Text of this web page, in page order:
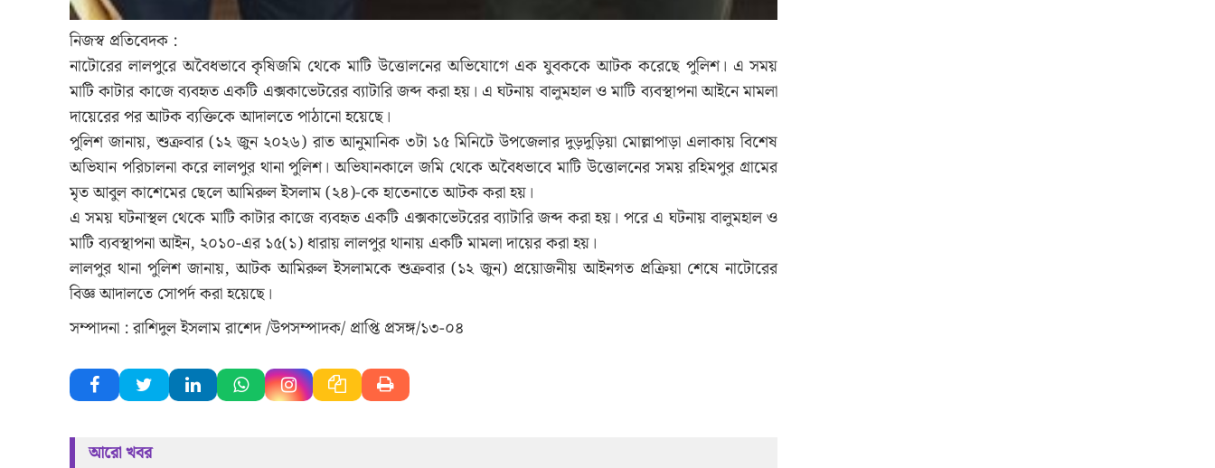
নিজস্ব প্রতিবেদক :
নাটোরের লালপুরে অবৈধভাবে কৃষিজমি থেকে মাটি উত্তোলনের অভিযোগে এক যুবককে আটক করেছে পুলিশ। এ সময়
মাটি কাটার কাজে ব্যবহৃত একটি এক্সকাভেটরের ব্যাটারি জব্দ করা হয়। এ ঘটনায় বালুমহাল ও মাটি ব্যবস্থাপনা আইনে মামলা
দায়েরের পর আটক ব্যক্তিকে আদালতে পাঠানো হয়েছে।
পুলিশ জানায়, শুক্রবার (১২ জুন ২০২৬) রাত আনুমানিক ৩টা ১৫ মিনিটে উপজেলার দুড়দুড়িয়া মোল্লাপাড়া এলাকায় বিশেষ
অভিযান পরিচালনা করে লালপুর থানা পুলিশ। অভিযানকালে জমি থেকে অবৈধভাবে মাটি উত্তোলনের সময় রহিমপুর গ্রামের
মৃত আবুল কাশেমের ছেলে আমিরুল ইসলাম (২৪)-কে হাতেনাতে আটক করা হয়।
এ সময় ঘটনাস্থল থেকে মাটি কাটার কাজে ব্যবহৃত একটি এক্সকাভেটরের ব্যাটারি জব্দ করা হয়। পরে এ ঘটনায় বালুমহাল ও
মাটি ব্যবস্থাপনা আইন, ২০১০-এর ১৫(১) ধারায় লালপুর থানায় একটি মামলা দায়ের করা হয়।
লালপুর থানা পুলিশ জানায়, আটক আমিরুল ইসলামকে শুক্রবার (১২ জুন) প্রয়োজনীয় আইনগত প্রক্রিয়া শেষে নাটোরের
বিজ্ঞ আদালতে সোপর্দ করা হয়েছে।
সম্পাদনা : রাশিদুল ইসলাম রাশেদ /উপসম্পাদক/ প্রাপ্তি প্রসঙ্গ/১৩-০৪
আরো খবর